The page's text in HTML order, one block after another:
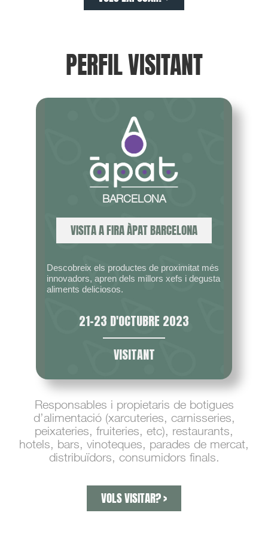
PERFIL VISITANT
BARCELONA
VISITA A FIRA ÀPAT BARCELONA
Descobreix els productes de proximitat més
innovadors, apren dels millors xefs i degusta
aliments deliciosos.
21-23 D'OCTUBRE 2023
VISITANT
Responsables i propietaris de botigues
d’alimentació (xarcuteries, carnisseries,
peixateries, fruiteries, etc), restaurants,
hotels, bars, vinoteques, parades de mercat,
distribuïdors, consumidors finals.
VOLS VISITAR? >